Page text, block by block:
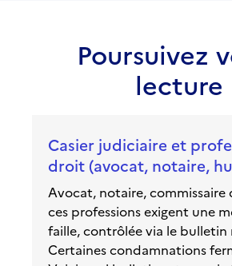
Poursuivez
lecture
Casier judiciaire et
droit (avocat, notaire,
Avocat, notaire, commissaire
ces professions exigent une
faille, contrôlée via le bulletin
Certaines condamnations